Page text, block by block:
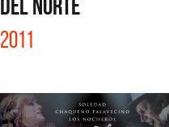
DEL NORTE
2011